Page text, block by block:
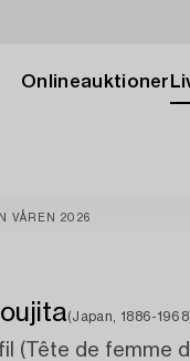
Onlineauktioner
VÅREN 2026
(Japan, 1886-
(Tête de femme